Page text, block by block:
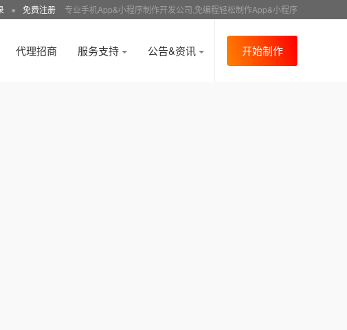
● 免费注册 专业手机App&小程序制作开发公司,免编程轻松制作App&小程序
代理招商 服务支持 公告&资讯 开始制作